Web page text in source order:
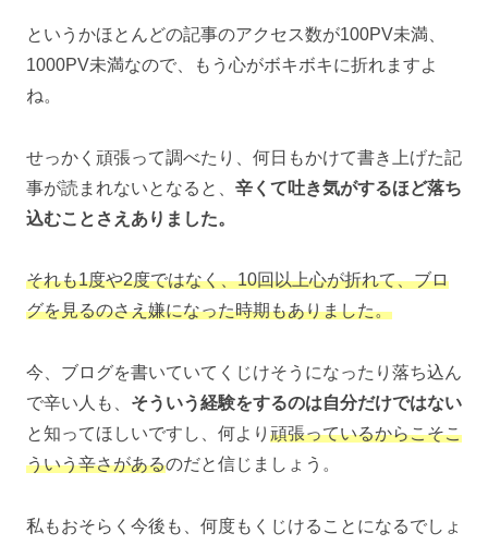
というかほとんどの記事のアクセス数が100PV未満、
1000PV未満なので、もう心がボキボキに折れますよ
ね。
せっかく頑張って調べたり、何日もかけて書き上げた記
事が読まれないとなると、 辛くて吐き気がするほど落ち
込むことさえありました。
それも1度や2度ではなく、10回以上心が折れて、ブロ
グを見るのさえ嫌になった時期もありました。
今、ブログを書いていてくじけそうになったり落ち込ん
で辛い人も、 そういう経験をするのは自分だけではない
と知ってほしいですし、何より 頑張っているからこそこ
ういう辛さがあるのだと信じましょう。
私もおそらく今後も、何度もくじけることになるでしょ